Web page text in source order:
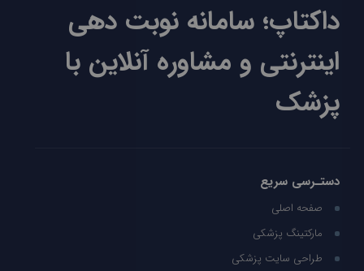
داکتاپ؛ سامانه نوبت دهی
اینترنتی و مشاوره آنلاین با
پزشک
دستـرسی سریع
صفحه اصلی
مارکتینگ پزشکی
طراحی سایت پزشکی